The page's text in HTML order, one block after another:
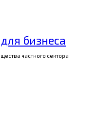
бизнеса
частного сектора